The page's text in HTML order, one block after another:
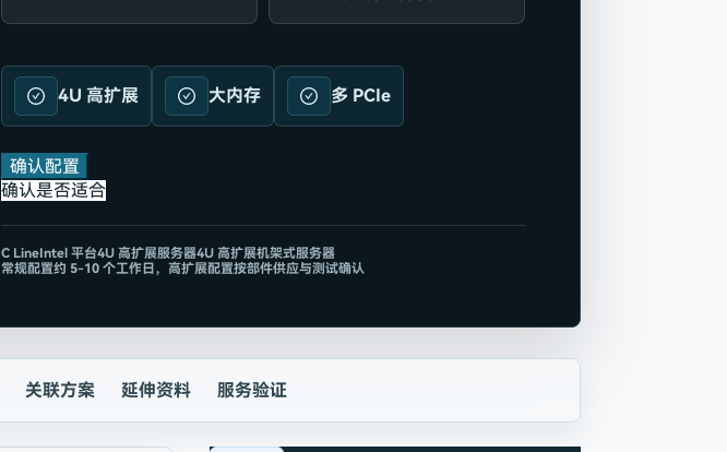
4U 高扩展 大内存 多 PCIe
确认配置
确认是否适合
C LineIntel 平台4U 高扩展服务器4U 高扩展机架式服务器
常规配置约 5-10 个工作日，高扩展配置按部件供应与测试确认
关联方案 延伸资料 服务验证